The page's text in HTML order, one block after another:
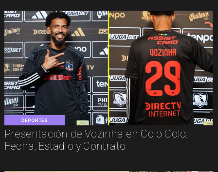
DEPORTES
Presentación de Vozinha en Colo Colo:
Fecha, Estadio y Contrato